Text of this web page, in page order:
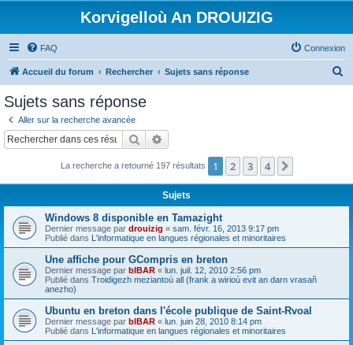
Korvigelloù An DROUIZIG
FAQ Connexion
Accueil du forum Rechercher Sujets sans réponse
c
Sujets sans réponse
Aller sur la recherche avancée
Rechercher
La recherche a retourné 197 résultats 1 2 3 4
Sujets
Windows 8 disponible en Tamazight
Dernier message par drouizig « sam. févr. 16, 2013 9:17 pm
Publié dans L'informatique en langues régionales et minoritaires
Une affiche pour GCompris en breton
Dernier message par bIBAR « lun. juil. 12, 2010 2:56 pm
Publié dans Troidigezh meziantoù all (frank a wirioù evit an darn vrasañ
anezho)
Ubuntu en breton dans l'école publique de Saint-Rvoal
Dernier message par bIBAR « lun. juin 28, 2010 8:14 pm
Publié dans L'informatique en langues régionales et minoritaires